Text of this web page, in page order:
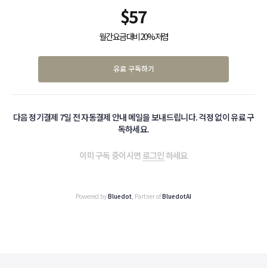
$57
월간 요금 대비 20% 저렴
유료 구독하기
다음 정기결제 7일 전 자동결제 안내 메일을 보내드립니다. 걱정 없이 유료 구
독하세요.
이미 구독 중이시면 로그인하세요
Powered byBluedot, Partner ofBluedotAI